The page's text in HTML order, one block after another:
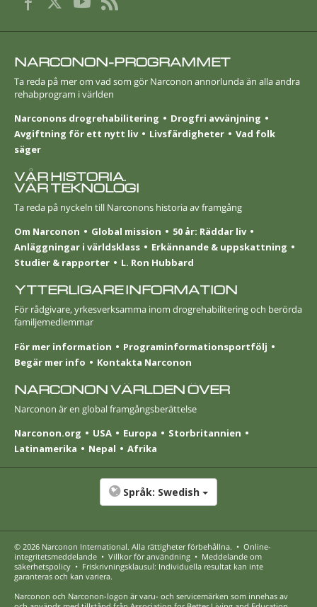
NARCONON-PROGRAMMET
Ta reda på mer om vad som gör Narconon annorlunda än alla andra
rehabprogram i världen
Narconons drogrehabilitering
Drogfri avvänjning
Avgiftning för ett nytt liv
Livsfärdigheter
Vad folk
säger
VÅR HISTORIA.
VÅR TEKNOLOGI
Ta reda på nyckeln till Narconons historia av framgång
Om Narconon
Global mission
50 år: Räddar liv
Anläggningar i världsklass
Erkännande & uppskattning
Studier & rapporter
L. Ron Hubbard
YTTERLIGARE INFORMATION
För rådgivare, yrkesverksamma inom drogrehabilitering och berörda
familjemedlemmar
För mer information
Programinformationsportfölj
Begär mer info
Kontakta Narconon
NARCONON VÄRLDEN ÖVER
Narconon är en global framgångsberättelse
Narconon.org
USA Europa
Stor­britannien
Latinamerika
Nepal Afrika
Språk: Swedish
© 2026 Narconon International. Alla rättigheter förbehållna. • Online-
integritetsmeddelande • Villkor för användning • Meddelande om
säkerhetspolicy • Friskrivningsklausul: Individuella resultat kan inte
garanteras och kan variera.
Narconon och Narconon-logon är varu- och servicemärken som innehas av